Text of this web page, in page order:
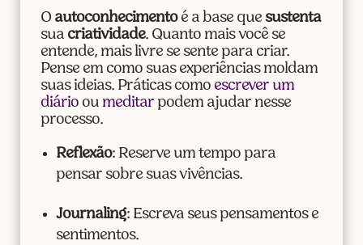
O autoconhecimentoé a base que sustenta
sua criatividade. Quanto mais você se
entende, mais livre se sente para criar.
Pense em como suas experiências moldam
suas ideias. Práticas como escrever um
diárioou meditarpodem ajudar nesse
processo.
Reflexão: Reserve um tempo para
pensar sobre suas vivências.
Journaling: Escreva seus pensamentos e
sentimentos.